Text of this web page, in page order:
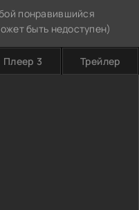
понравившийся
быть недоступен)
Плеер 3 Трейлер